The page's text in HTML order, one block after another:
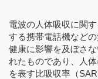
電波の人体吸収に関
する携帯電話機など
健康に影響を及ぼさ
れたものであり、人
を表す比吸収率（